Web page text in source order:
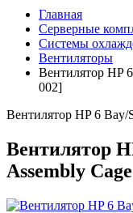
Главная
Серверные
Системы
Вентиляторы
Вентилятор HP
002]
Вентилятор HP 6 Bay/
Вентилятор
Assembly